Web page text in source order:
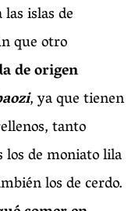
islas de
que otro
de origen
,ya que tienen
tanto
los de moniato lila
los de cerdo.